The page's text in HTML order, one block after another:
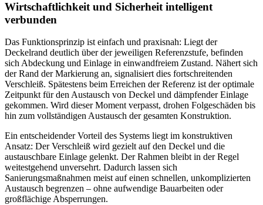
Wirtschaftlichkeit und Sicherheit intelligent
verbunden
Das Funktionsprinzip ist einfach und praxisnah: Liegt der
Deckelrand deutlich über der jeweiligen Referenzstufe, befinden
sich Abdeckung und Einlage in einwandfreiem Zustand. Nähert sich
der Rand der Markierung an, signalisiert dies fortschreitenden
Verschleiß. Spätestens beim Erreichen der Referenz ist der optimale
Zeitpunkt für den Austausch von Deckel und dämpfender Einlage
gekommen. Wird dieser Moment verpasst, drohen Folgeschäden bis
hin zum vollständigen Austausch der gesamten Konstruktion.
Ein entscheidender Vorteil des Systems liegt im konstruktiven
Ansatz: Der Verschleiß wird gezielt auf den Deckel und die
austauschbare Einlage gelenkt. Der Rahmen bleibt in der Regel
weitestgehend unversehrt. Dadurch lassen sich
Sanierungsmaßnahmen meist auf einen schnellen, unkomplizierten
Austausch begrenzen – ohne aufwendige Bauarbeiten oder
großflächige Absperrungen.